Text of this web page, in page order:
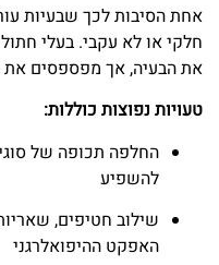
אחת הסיבות לכך שבעיות
חלקי או לא עקבי. בעלי
את הבעיה, אך מפספסים את
טעויות נפוצות כוללות:
החלפה תכופה של
להשפיע
שילוב חטיפים,
האפקט ההיפואלרגני